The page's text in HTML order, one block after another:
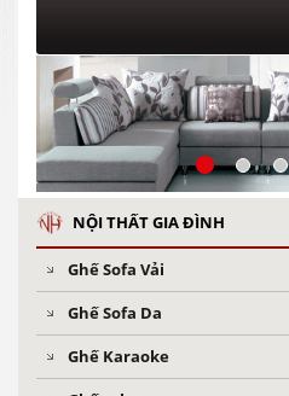
NỘI THẤT GIA ĐÌNH
Ghế Sofa Vải
Ghế Sofa Da
Ghế Karaoke